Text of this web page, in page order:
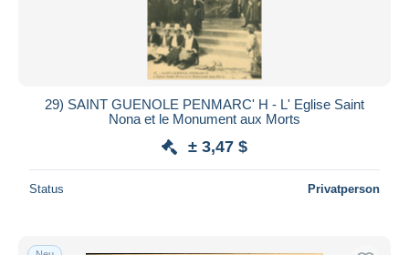
29) SAINT GUENOLE PENMARC' H - L' Eglise Saint
Nona et le Monument aux Morts
± 3,47 $
Status Privatperson